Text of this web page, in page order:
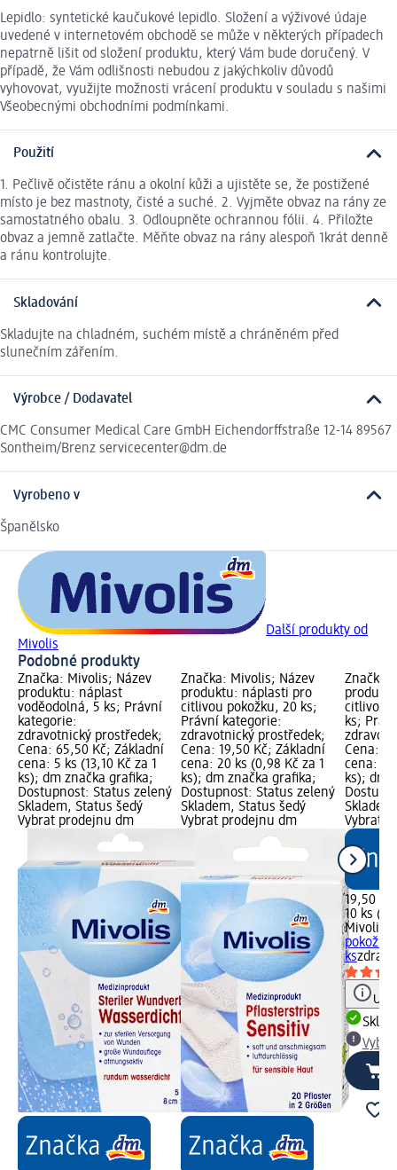
Lepidlo: syntetické kaučukové lepidlo. Složení a výživové údaje
uvedené v internetovém obchodě se může v některých případech
nepatrně lišit od složení produktu, který Vám bude doručený. V
případě, že Vám odlišnosti nebudou z jakýchkoliv důvodů
vyhovovat, využijte možnosti vrácení produktu v souladu s našimi
Všeobecnými obchodními podmínkami.
Použití
1. Pečlivě očistěte ránu a okolní kůži a ujistěte se, že postižené
místo je bez mastnoty, čisté a suché. 2. Vyjměte obvaz na rány ze
samostatného obalu. 3. Odloupněte ochrannou fólii. 4. Přiložte
obvaz a jemně zatlačte. Měňte obvaz na rány alespoň 1krát denně
a ránu kontrolujte.
Skladování
Skladujte na chladném, suchém místě a chráněném před
slunečním zářením.
Výrobce / Dodavatel
CMC Consumer Medical Care GmbH Eichendorffstraße 12-14 89567
Sontheim/Brenz servicecenter@dm.de
Vyrobeno v
Španělsko
Další produkty od
Mivolis
Podobné produkty
Značka: Mivolis; Název
produktu: náplast
voděodolná, 5 ks; Právní
kategorie:
zdravotnický prostředek;
Cena: 65,50 Kč; Základní
cena: 5 ks (13,10 Kč za 1
ks); dm značka grafika;
Dostupnost: Status zelený
Skladem, Status šedý
Vybrat prodejnu dm
Značka: Mivolis; Název
produktu: náplasti pro
citlivou pokožku, 20 ks;
Právní kategorie:
zdravotnický prostředek;
Cena: 19,50 Kč; Základní
cena: 20 ks (0,98 Kč za 1
ks); dm značka grafika;
Dostupnost: Status zelený
Skladem, Status šedý
Vybrat prodejnu dm
Značka:
citlivou
ks;
Cena:
cena: 10
ks); dm
Vybrat
19,50 Kč
10 ks
Mivolis
pokožku
ks